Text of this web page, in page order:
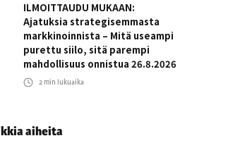
ILMOITTAUDU MUKAAN:
Ajatuksia strategisemmasta
markkinoinnista – Mitä useampi
purettu siilo, sitä parempi
mahdollisuus onnistua 26.8.2026
2min lukuaika
aiheita